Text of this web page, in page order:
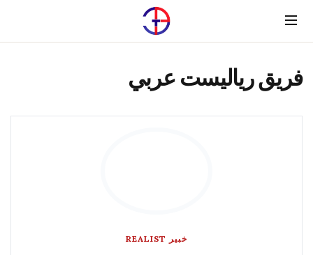
Menu
فريق رياليست عربي
خبير REALIST